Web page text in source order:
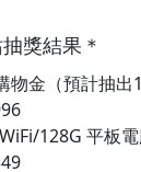
獎結果＊
金（預計抽出
128G 平板